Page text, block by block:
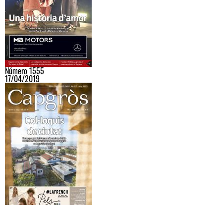
Número 1555
17/04/2019